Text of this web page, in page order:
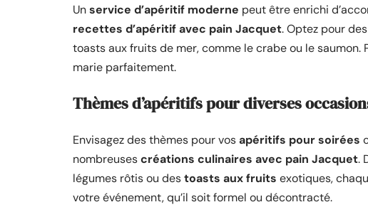
Unservice d’apéritif moderne peut être enrichi
recettes d’apéritif avec pain Jacquet. Optez pour
toasts aux fruits de mer, comme le crabe ou le saumon.
marie parfaitement.
Thèmes d’apéritifs pour diverses
Envisagez des thèmes pour vosapéritifs pour soirées
nombreusescréations culinaires avec pain Jacquet.
légumes rôtis ou destoasts aux fruits exotiques,
votre événement, qu’il soit formel ou décontracté.